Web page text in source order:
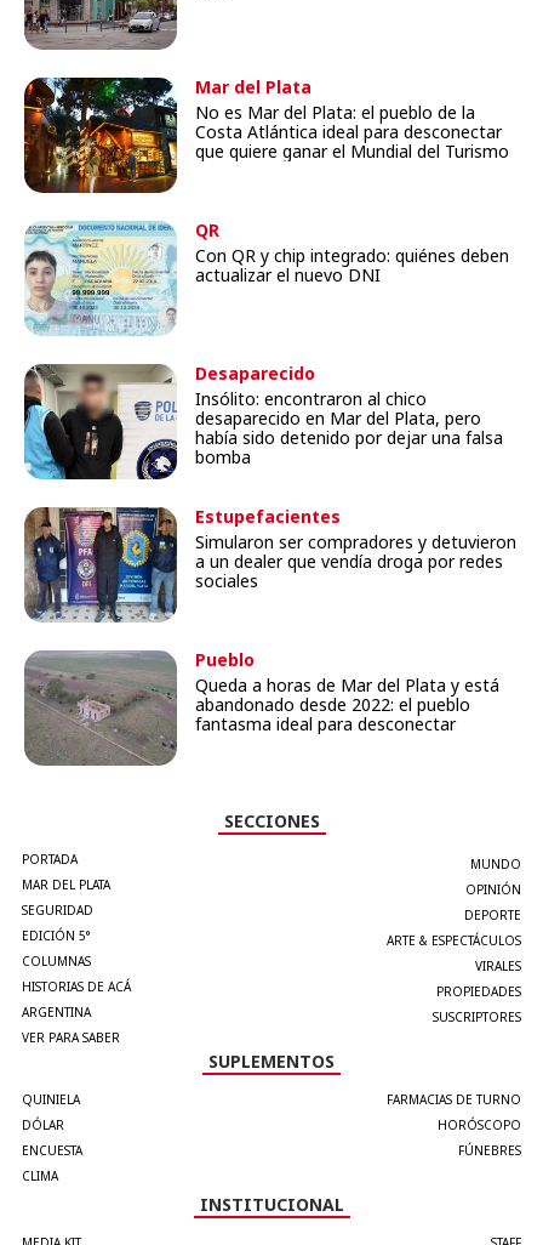
Mar del Plata
No es Mar del Plata: el pueblo de la
Costa Atlántica ideal para desconectar
que quiere ganar el Mundial del Turismo
QR
Con QR y chip integrado: quiénes deben
actualizar el nuevo DNI
Desaparecido
Insólito: encontraron al chico
desaparecido en Mar del Plata, pero
había sido detenido por dejar una falsa
bomba
Estupefacientes
Simularon ser compradores y detuvieron
a un dealer que vendía droga por redes
sociales
Pueblo
Queda a horas de Mar del Plata y está
abandonado desde 2022: el pueblo
fantasma ideal para desconectar
SECCIONES
PORTADA
MAR DEL PLATA
SEGURIDAD
EDICIÓN 5°
COLUMNAS
HISTORIAS DE ACÁ
ARGENTINA
VER PARA SABER
MUNDO
OPINIÓN
DEPORTE
ARTE & ESPECTÁCULOS
VIRALES
PROPIEDADES
SUSCRIPTORES
SUPLEMENTOS
QUINIELA
DÓLAR
ENCUESTA
CLIMA
FARMACIAS DE TURNO
HORÓSCOPO
FÚNEBRES
INSTITUCIONAL